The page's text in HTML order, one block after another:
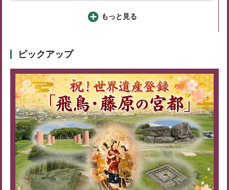
もっと見る
ピックアップ